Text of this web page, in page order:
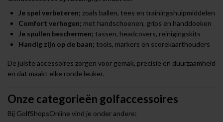
Je spel verbeteren; zoals ballen, tees en trainingshulpmiddelen
Comfort verhogen; met handschoenen, grips en handdoeken
Je spullen beschermen; tassen, headcovers, reinigingskits
Handig zijn op de baan; tools, markers en scorekaarthouders
De juiste accessoires zorgen voor gemak, precisie en duurzaamheid
en dat maakt elke ronde leuker.
Onze categorieën golfaccessoires
Bij GolfShopsOnline vind je onder andere: